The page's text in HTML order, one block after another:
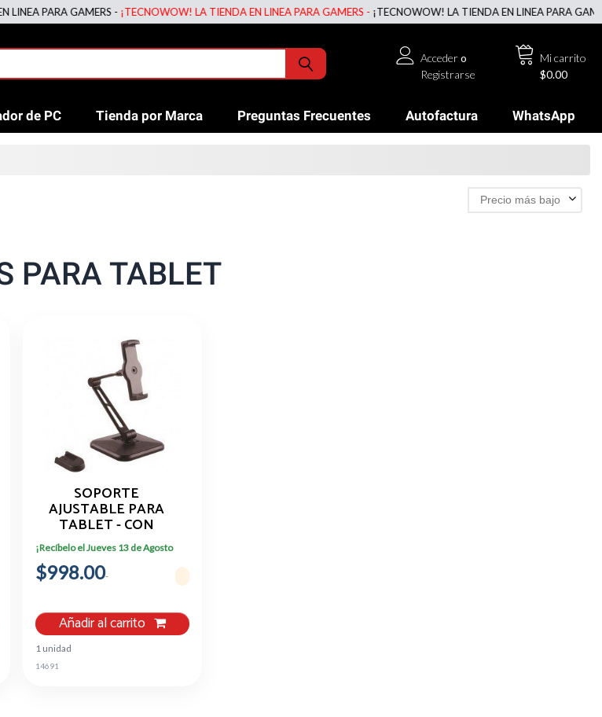
PARA GAMERS -¡TECNOWOW! LA TIENDA EN LINEA PARA GAMERS -¡TECNOWOW! LA TIENDA EN LINEA PARA GAMERS -
Mi carrito
$0.00
Accedero
Registrarse
de PC Tienda por Marca Preguntas Frecuentes Autofactura WhatsApp
Precio más bajo
PARA TABLET
SOPORTE
AJUSTABLE PARA
TABLET - CON
BRAZO - BASE
UNIVERSAL PARA
IPAD Y TABLETS DE
¡Recíbelo el Jueves 13 de Agosto
$998.00
Añadir al carrito
1 unidad
14691